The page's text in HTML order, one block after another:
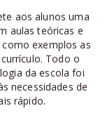
aos alunos uma
aulas teóricas e
exemplos as
Todo o
da escola foi
necessidades de
rápido.